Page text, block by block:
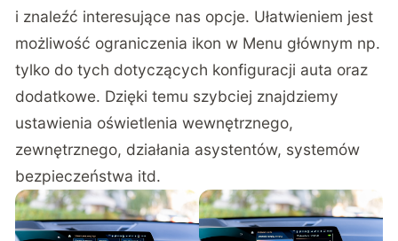
i znaleźć interesujące nas opcje. Ułatwieniem jest
możliwość ograniczenia ikon w Menu głównym np.
tylko do tych dotyczących konfiguracji auta oraz
dodatkowe. Dzięki temu szybciej znajdziemy
ustawienia oświetlenia wewnętrznego,
zewnętrznego, działania asystentów, systemów
bezpieczeństwa itd.